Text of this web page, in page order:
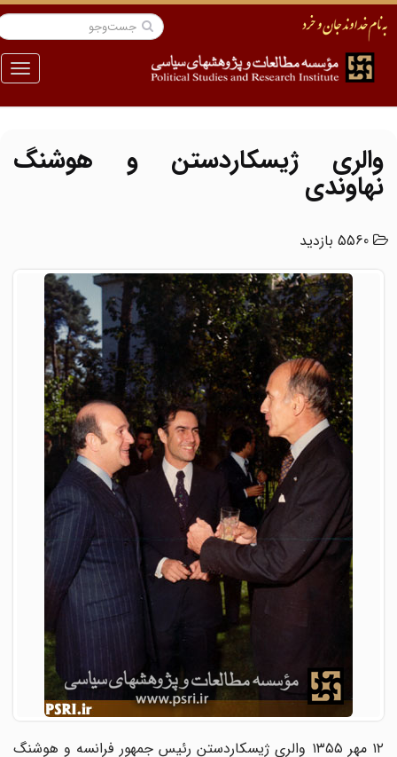
منو
والری ژیسکاردستن و هوشنگ
نهاوندی
5560 بازدید
۱۲ مهر ۱۳۵۵ والری ژیسکاردستن رئیس جمهور فرانسه و هوشنگ